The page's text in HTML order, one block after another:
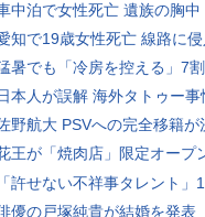
中泊で女性死亡 遺族の胸中
知で19歳女性死亡 線路に
暑でも「冷房を控える」7
本人が誤解 海外タトゥー事
野航大 PSVへの完全移籍が
王が「焼肉店」限定オープ
「許せない不祥事タレント」
優の戸塚純貴が結婚を発表